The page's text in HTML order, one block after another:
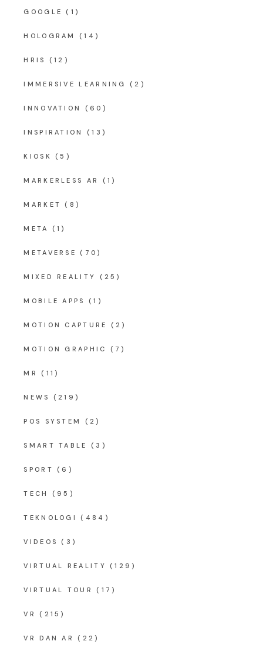
GOOGLE (1)
HOLOGRAM (14)
HRIS (12)
IMMERSIVE LEARNING (2)
INNOVATION (60)
INSPIRATION (13)
KIOSK (5)
MARKERLESS AR (1)
MARKET (8)
META (1)
METAVERSE (70)
MIXED REALITY (25)
MOBILE APPS (1)
MOTION CAPTURE (2)
MOTION GRAPHIC (7)
MR (11)
NEWS (219)
POS SYSTEM (2)
SMART TABLE (3)
SPORT (6)
TECH (95)
TEKNOLOGI (484)
VIDEOS (3)
VIRTUAL REALITY (129)
VIRTUAL TOUR (17)
VR (215)
VR DAN AR (22)